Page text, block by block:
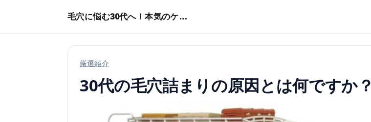
毛穴に悩む30代へ！本気のケア術特集
厳選紹介
30代の毛穴詰まりの原因とは何ですか？